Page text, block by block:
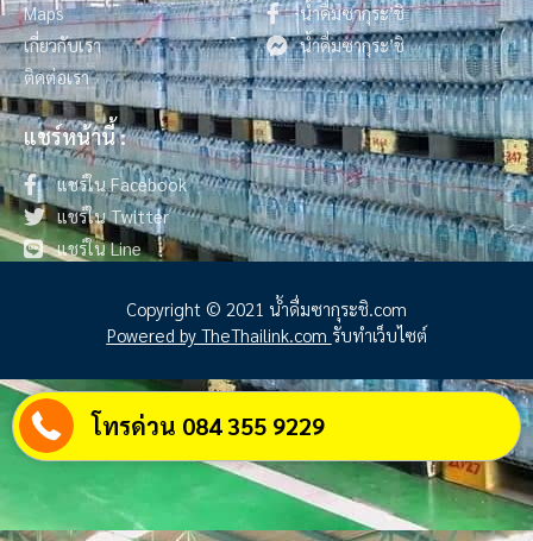
Maps
เกี่ยวกับเรา
ติดต่อเรา
น้ำดื่มซากุระ’ชิ
น้ำดื่มซากุระ’ชิ
แชร์หน้านี้ :
แชร์ใน Facebook
แชร์ใน Twitter
แชร์ใน Line
Copyright © 2021 น้ําดื่มซากุระชิ.com
Powered by TheThailink.com รับทำเว็บไซต์
โทรด่วน 084 355 9229